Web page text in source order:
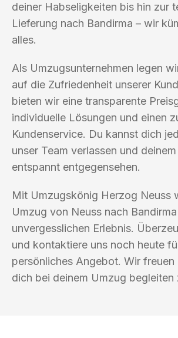
deiner Habseligkeiten bis hin zur
Lieferung nach Bandirma – wir
alles.
Als Umzugsunternehmen legen
auf die Zufriedenheit unserer
bieten wir eine transparente
individuelle Lösungen und einen
Kundenservice. Du kannst dich
unser Team verlassen und
entspannt entgegensehen.
Mit Umzugskönig Herzog Neuss
Umzug von Neuss nach
unvergesslichen Erlebnis.
und kontaktiere uns noch heute
persönliches Angebot. Wir freuen
dich bei deinem Umzug begleiten